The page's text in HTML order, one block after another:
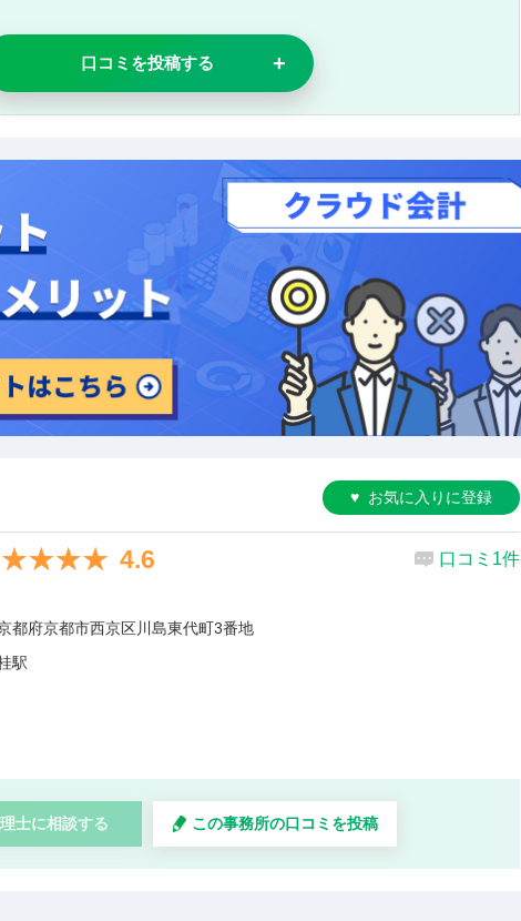
口コミを投稿する
お気に入りに登録
4.6 口コミ1件
都府京都市西京区川島東代町3番地
駅
士に相談する この事務所の口コミを投稿